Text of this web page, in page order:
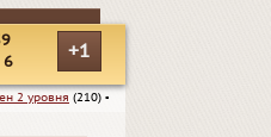
+1
6
2 уровня (210) ▪